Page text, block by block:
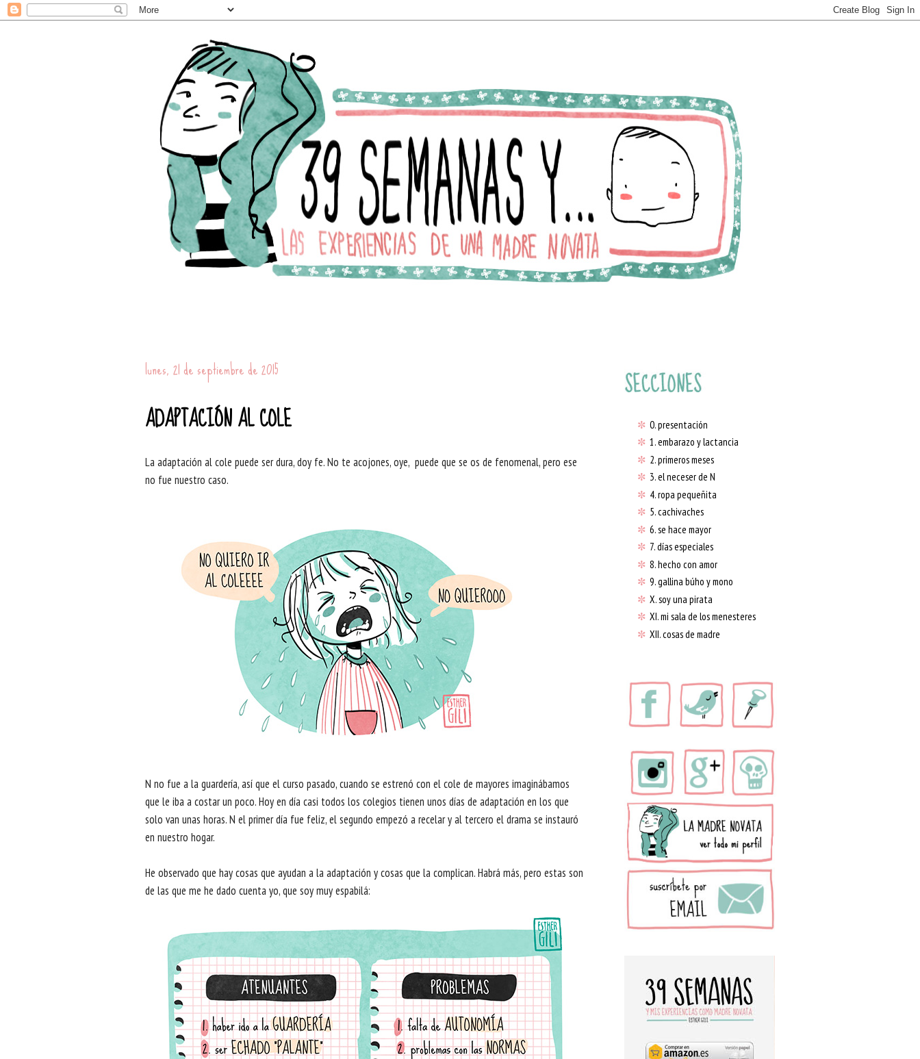
lunes, 21 de septiembre de 2015
ADAPTACIÓN AL COLE
La adaptación al cole puede ser dura, doy fe. No te acojones, oye, puede que se os de fenomenal, pero ese
no fue nuestro caso.
N no fue a la guardería, así que el curso pasado, cuando se estrenó con el cole de mayores imaginábamos
que le iba a costar un poco. Hoy en día casi todos los colegios tienen unos días de adaptación en los que
solo van unas horas. N el primer día fue feliz, el segundo empezó a recelar y al tercero el drama se instauró
en nuestro hogar.
He observado que hay cosas que ayudan a la adaptación y cosas que la complican. Habrá más, pero estas son
de las que me he dado cuenta yo, que soy muy espabilá:
✼ 0. presentación
✼ 1. embarazo y lactancia
✼ 2. primeros meses
✼ 3. el neceser de N
✼ 4. ropa pequeñita
✼ 5. cachivaches
✼ 6. se hace mayor
✼ 7. días especiales
✼ 8. hecho con amor
✼ 9. gallina búho y mono
✼ X. soy una pirata
✼ XI. mi sala de los menesteres
✼ XII. cosas de madre